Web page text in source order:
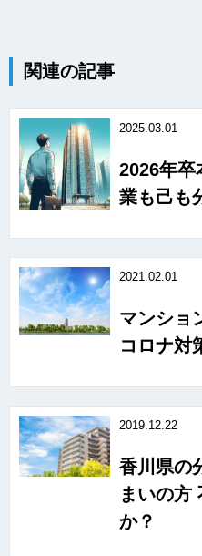
関連の記事
2025.03.01
2026年
業も己も
2021.02.01
マンショ
コロナ対
2019.12.22
香川県の
まいの方
か？